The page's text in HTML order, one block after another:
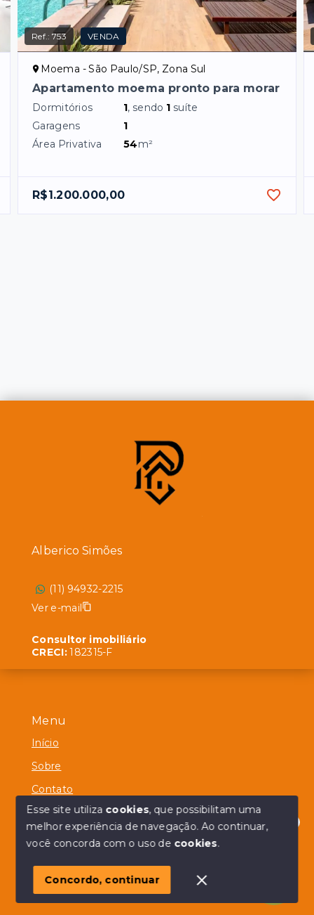
Ref.:753 VENDA
Moema - São Paulo/SP, Zona Sul
Apartamento moema pronto para morar
Dormitórios 1, sendo 1 suíte
Garagens
1
Área Privativa
54m²
R$1.200.000,00
Olá! em posso ajudar?
Menu
Início
Sobre
Contato
© Copyright 2026 - Alberico Simões - Todos os direitos
SITE PARA IMOBILIARIA
Alberico Simões
(11) 94932-2215
Ver e-mail
Consultor imobiliário
CRECI:182315-F
Esse site utiliza cookies, que possibilitam uma
melhor experiência de navegação.Ao continuar,
você concorda com o uso de cookies.
Concordo, continuar